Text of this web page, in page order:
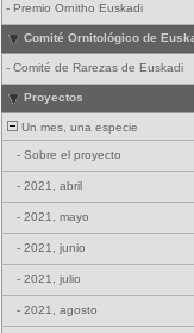
- Premio Ornitho Euskadi
Comité Ornitológico de
- Comité de Rarezas de Euskadi
Proyectos
Un mes, una especie
- Sobre el proyecto
- 2021, abril
- 2021, mayo
- 2021, junio
- 2021, julio
- 2021, agosto